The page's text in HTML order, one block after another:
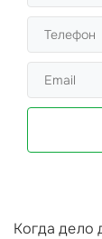
Когда дело